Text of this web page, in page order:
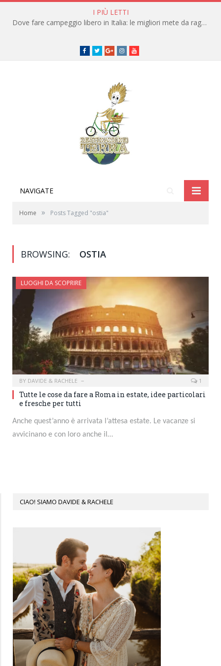
I PIÙ LETTI
Dove fare campeggio libero in Italia: le migliori mete da raggiungere in traghetto
Facebook
TwitterGoogle+instagramyoutube
NAVIGATE
Home » Posts Tagged "ostia"
BROWSING: OSTIA
LUOGHI DA SCOPRIRE
BY DAVIDE & RACHELE 1
Tutte le cose da fare a Roma in estate, idee particolari
e fresche per tutti
Anche quest’anno è arrivata l’attesa estate. Le vacanze si
avvicinano e con loro anche il…
CIAO! SIAMO DAVIDE & RACHELE